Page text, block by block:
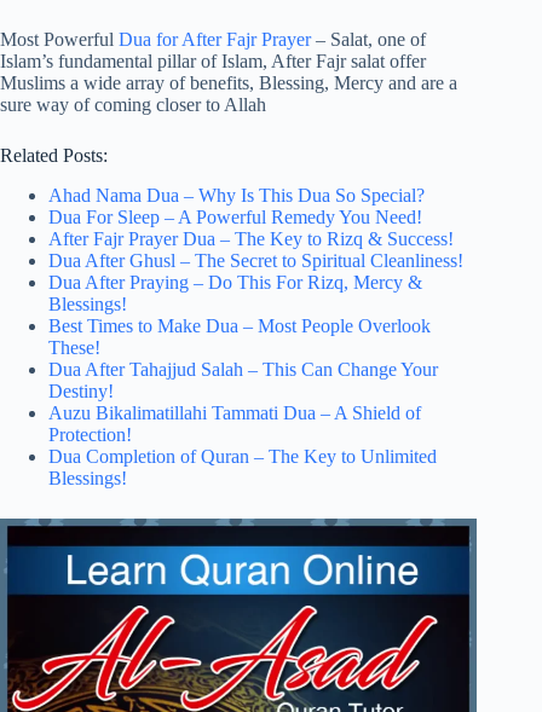
Most Powerful Dua for After Fajr Prayer– Salat, one of
Islam’s fundamental pillar of Islam, After Fajr salat offer
Muslims a wide array of benefits, Blessing, Mercy and are a
sure way of coming closer to Allah
Related Posts:
Ahad Nama Dua – Why Is This Dua So Special?
Dua For Sleep – A Powerful Remedy You Need!
After Fajr Prayer Dua – The Key to Rizq & Success!
Dua After Ghusl – The Secret to Spiritual Cleanliness!
Dua After Praying – Do This For Rizq, Mercy &
Blessings!
Best Times to Make Dua – Most People Overlook
These!
Dua After Tahajjud Salah – This Can Change Your
Destiny!
Auzu Bikalimatillahi Tammati Dua – A Shield of
Protection!
Dua Completion of Quran – The Key to Unlimited
Blessings!